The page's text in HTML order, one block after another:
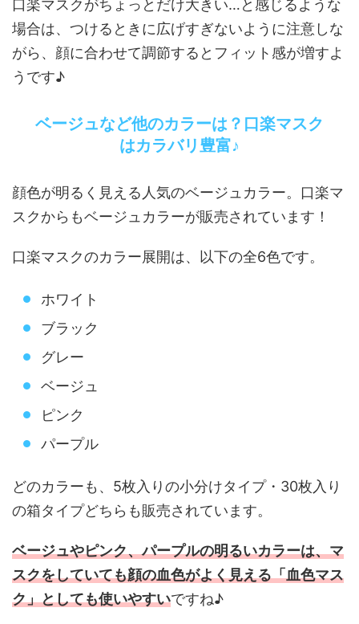
口楽マスクがちょっとだけ大きい…と感じるような
場合は、つけるときに広げすぎないように注意しな
がら、顔に合わせて調節するとフィット感が増すよ
うです♪
ベージュなど他のカラーは？口楽マスク
はカラバリ豊富♪
顔色が明るく見える人気のベージュカラー。口楽マ
スクからもベージュカラーが販売されています！
口楽マスクのカラー展開は、以下の全6色です。
ホワイト
ブラック
グレー
ベージュ
ピンク
パープル
どのカラーも、5枚入りの小分けタイプ・30枚入り
の箱タイプどちらも販売されています。
ベージュやピンク、パープルの明るいカラーは、マ
スクをしていても顔の血色がよく見える「血色マス
ク」としても使いやすいですね♪